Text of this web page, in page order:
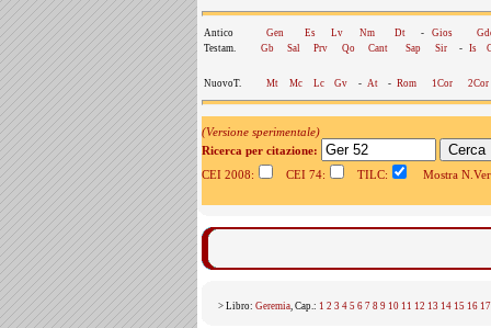
Antico Gen Es Lv Nm Dt - Gios
Testam.
Gb Sal Prv Qo Cant Sap Sir - Is
NuovoT. Mt Mc Lc Gv - At - Rom 1Cor 2Cor
(Versione sperimentale)
Ricerca per citazione:
CEI 2008:
CEI 74: TILC: Mostra
> Libro: Geremia, Cap.: 1 2 3 4 5 6 7 8 9 10 11 12 13 14 15 16 17